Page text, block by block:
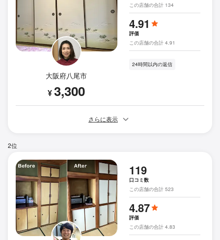
大阪府八尾市
¥3,300
この店舗の合計 134
4.91
評価
この店舗の合計 4.91
24時間以内の返信
さらに表示
2位
119
口コミ数
この店舗の合計 523
4.87
評価
この店舗の合計 4.83